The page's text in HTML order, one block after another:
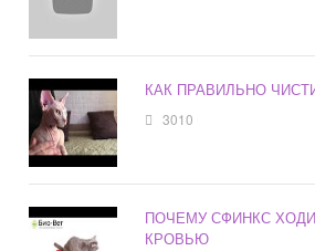
КАК ПРАВИЛЬНО
3010
ПОЧЕМУ СФИНКС
КРОВЬЮ